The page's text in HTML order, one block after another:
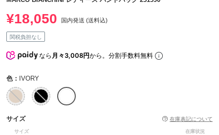
¥18,050 国内発送 (送料込)
関税負担なし
なら月々3,008円から。分割手数料無料
色： IVORY
サイズ 在庫表記について
サイズ 在庫状況